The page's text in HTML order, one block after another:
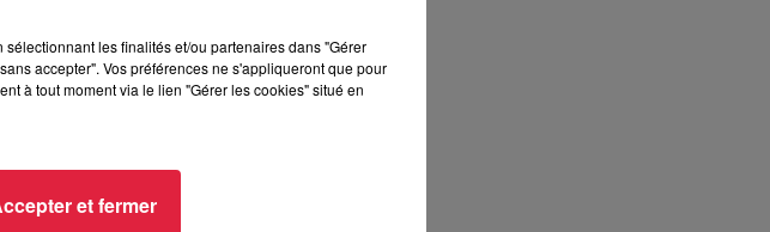
les finalités et/ou partenaires dans "Gérer
accepter". Vos préférences ne s'appliqueront que pour
à tout moment via le lien "Gérer les cookies" situé en
et fermer